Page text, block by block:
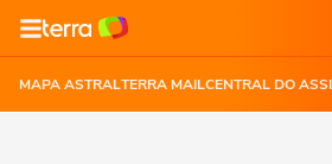
MAPA ASTRALTERRA MAILCENTRAL DO